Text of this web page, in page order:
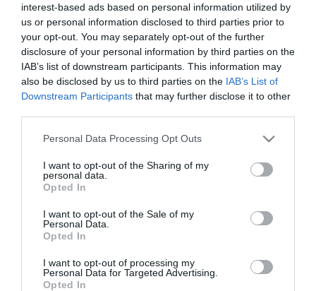
interest-based ads based on personal information utilized by
us or personal information disclosed to third parties prior to
your opt-out. You may separately opt-out of the further
disclosure of your personal information by third parties on the
IAB’s list of downstream participants. This information may
also be disclosed by us to third parties on the IAB’s List of
Downstream Participants that may further disclose it to other
Please note that this website/app uses one or more Google
not limited to your visit or usage behaviour. You may click to
grant or deny consent to Google and its third-party tags to
use your data for below specified purposes in below Google
consent section.
Personal Data Processing Opt Outs
I want to opt-out of the Sharing of my
personal data.
Opted In
I want to opt-out of the Sale of my
Personal Data.
Opted In
I want to opt-out of processing my
Personal Data for Targeted Advertising.
Opted In